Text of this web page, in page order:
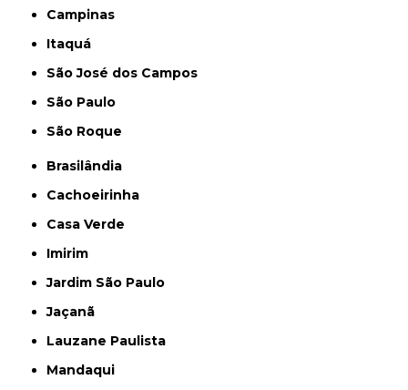
Campinas
Itaquá
São José dos Campos
São Paulo
São Roque
Brasilândia
Cachoeirinha
Casa Verde
Imirim
Jardim São Paulo
Jaçanã
Lauzane Paulista
Mandaqui